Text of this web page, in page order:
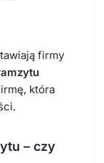
firmy
która
– czy